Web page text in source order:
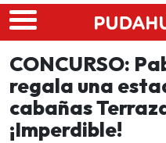
Skip to main content
CONCURSO:
regala una
cabañas
¡Imperdible!